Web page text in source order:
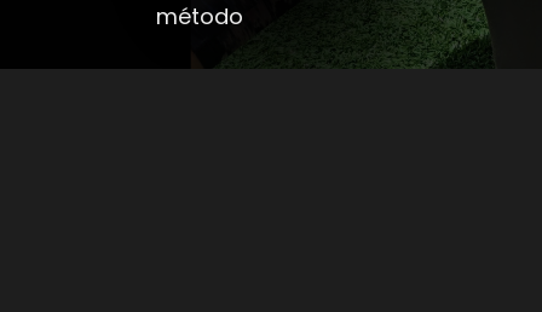
método